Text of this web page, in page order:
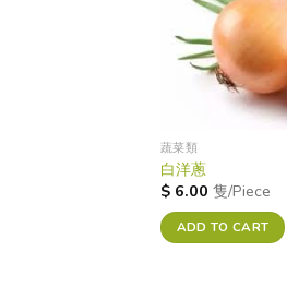
蔬菜類
白洋蔥
$6.00 隻/Piece
ADD TO CART